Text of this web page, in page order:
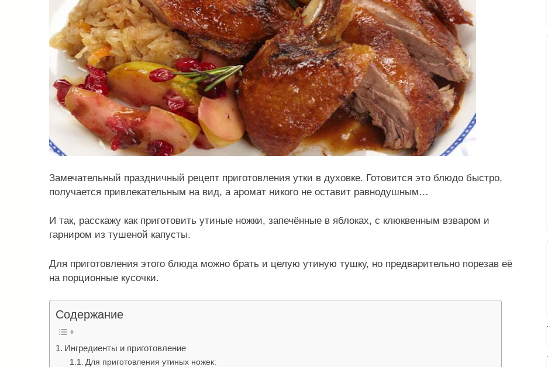
Замечательный праздничный рецепт приготовления утки в духовке. Готовится это блюдо быстро,
получается привлекательным на вид, а аромат никого не оставит равнодушным…
И так, расскажу как приготовить утиные ножки, запечённые в яблоках, с клюквенным взваром и
гарниром из тушеной капусты.
Для приготовления этого блюда можно брать и целую утиную тушку, но предварительно порезав её
на порционные кусочки.
Содержание
Ингредиенты и приготовление
Для приготовления утиных ножек: